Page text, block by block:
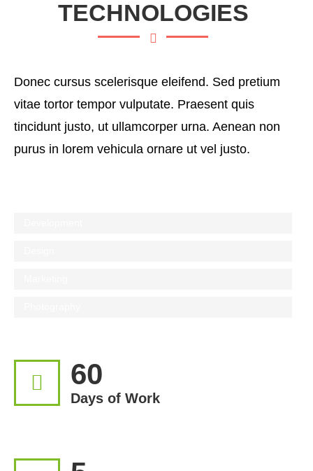
TECHNOLOGIES
Donec cursus scelerisque eleifend. Sed pretium
vitae tortor tempor vulputate. Praesent quis
tincidunt justo, ut ullamcorper urna. Aenean non
purus in lorem vehicula ornare ut vel justo.
60
Days of Work